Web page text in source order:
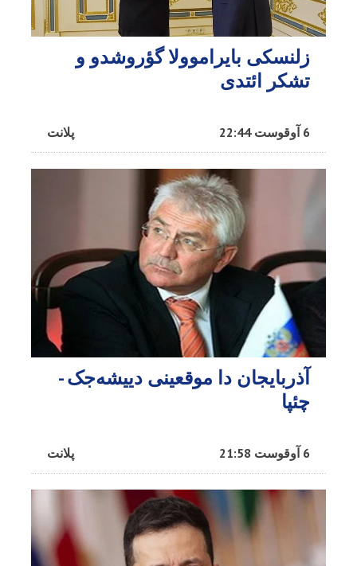
زلنسکی بایراموولا گؤروشدو و
تشکر ائتدی
پلانت 6 آوقوست 22:44
آذربایجان دا موقعینی دییشه‌جک -
چئپا
پلانت 6 آوقوست 21:58